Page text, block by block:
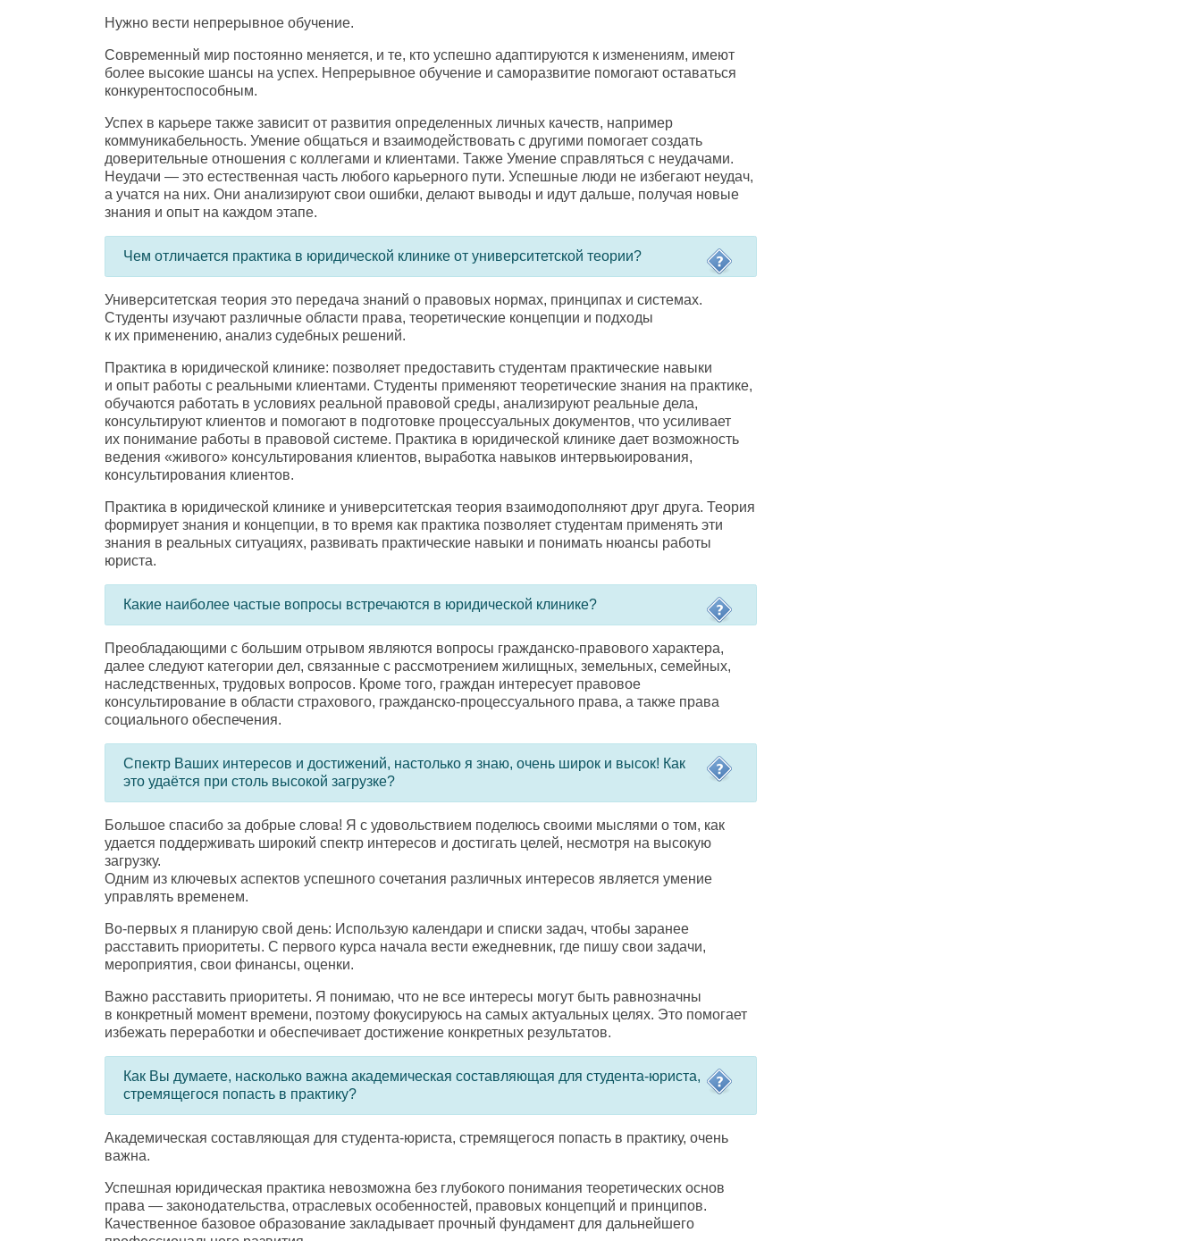
Нужно вести непрерывное обучение.
Современный мир постоянно меняется, и те, кто успешно адаптируются к изменениям, имеют
более высокие шансы на успех. Непрерывное обучение и саморазвитие помогают оставаться
конкурентоспособным.
Успех в карьере также зависит от развития определенных личных качеств, например
коммуникабельность. Умение общаться и взаимодействовать с другими помогает создать
доверительные отношения с коллегами и клиентами. Также Умение справляться с неудачами.
Неудачи — это естественная часть любого карьерного пути. Успешные люди не избегают неудач,
а учатся на них. Они анализируют свои ошибки, делают выводы и идут дальше, получая новые
знания и опыт на каждом этапе.
Чем отличается практика в юридической клинике от университетской теории?
Университетская теория это передача знаний о правовых нормах, принципах и системах.
Студенты изучают различные области права, теоретические концепции и подходы
к их применению, анализ судебных решений.
Практика в юридической клинике: позволяет предоставить студентам практические навыки
и опыт работы с реальными клиентами. Студенты применяют теоретические знания на практике,
обучаются работать в условиях реальной правовой среды, анализируют реальные дела,
консультируют клиентов и помогают в подготовке процессуальных документов, что усиливает
их понимание работы в правовой системе. Практика в юридической клинике дает возможность
ведения «живого» консультирования клиентов, выработка навыков интервьюирования,
консультирования клиентов.
Практика в юридической клинике и университетская теория взаимодополняют друг друга. Теория
формирует знания и концепции, в то время как практика позволяет студентам применять эти
знания в реальных ситуациях, развивать практические навыки и понимать нюансы работы
юриста.
Какие наиболее частые вопросы встречаются в юридической клинике?
Преобладающими с большим отрывом являются вопросы гражданско-правового характера,
далее следуют категории дел, связанные с рассмотрением жилищных, земельных, семейных,
наследственных, трудовых вопросов. Кроме того, граждан интересует правовое
консультирование в области страхового, гражданско-процессуального права, а также права
социального обеспечения.
Спектр Ваших интересов и достижений, настолько я знаю, очень широк и высок! Как
это удаётся при столь высокой загрузке?
Большое спасибо за добрые слова! Я с удовольствием поделюсь своими мыслями о том, как
удается поддерживать широкий спектр интересов и достигать целей, несмотря на высокую
загрузку.
Одним из ключевых аспектов успешного сочетания различных интересов является умение
управлять временем.
Во-первых я планирую свой день: Использую календари и списки задач, чтобы заранее
расставить приоритеты. С первого курса начала вести ежедневник, где пишу свои задачи,
мероприятия, свои финансы, оценки.
Важно расставить приоритеты. Я понимаю, что не все интересы могут быть равнозначны
в конкретный момент времени, поэтому фокусируюсь на самых актуальных целях. Это помогает
избежать переработки и обеспечивает достижение конкретных результатов.
Как Вы думаете, насколько важна академическая составляющая для студента-юриста,
стремящегося попасть в практику?
Академическая составляющая для студента-юриста, стремящегося попасть в практику, очень
важна.
Успешная юридическая практика невозможна без глубокого понимания теоретических основ
права — законодательства, отраслевых особенностей, правовых концепций и принципов.
Качественное базовое образование закладывает прочный фундамент для дальнейшего